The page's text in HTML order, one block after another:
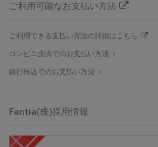
ご利用可能なお支払い方法
ご利用できる支払い方法の詳細はこちら
コンビニ決済でのお支払い方法
銀行振込でのお支払い方法
Fantia(株)採用情報